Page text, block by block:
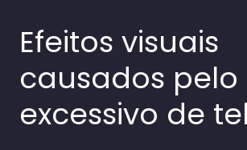
Efeitos visuais
causados pelo
excessivo de